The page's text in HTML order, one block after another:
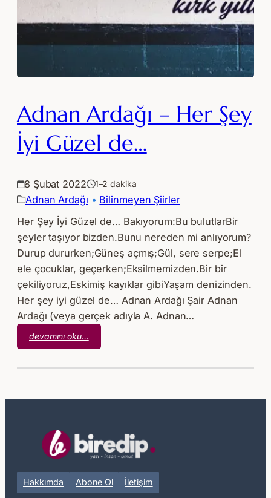
Adnan Ardağı – Her Şey
İyi Güzel de…
8 Şubat 2022 1–2 dakika
Adnan Ardağı • Bilinmeyen Şiirler
Her Şey İyi Güzel de… Bakıyorum:Bu bulutlarBir
şeyler taşıyor bizden.Bunu nereden mi anlıyorum?
Durup dururken;Güneş açmış;Gül, sere serpe;El
ele çocuklar, geçerken;Eksilmemizden.Bir bir
çekiliyoruz,Eskimiş kayıklar gibiYaşam denizinden.
Her şey iyi güzel de… Adnan Ardağı Şair Adnan
Ardağı (veya gerçek adıyla A. Adnan…
devamını oku…
Adnan
Şey
de…
Hakkımda Abone Ol İletişim